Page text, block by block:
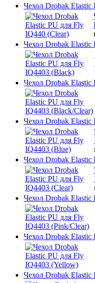
Чехол Drobak Elastic
Чехол Drobak
Чехол Drobak
Чехол Drobak
Чехол Drobak Elastic
Чехол Drobak Elastic
Чехол Drobak
Чехол Drobak